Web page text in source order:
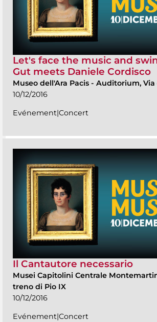
Let's face the music and
Gut meets Daniele Cordisco
Museo dell'Ara Pacis - Auditorium, Via
10/12/2016
Evénement|Concert
Il Cantautore necessario
Musei Capitolini Centrale
treno di Pio IX
10/12/2016
Evénement|Concert